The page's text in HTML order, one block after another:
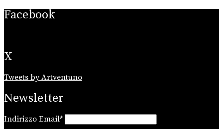
Facebook
X
Tweets by Artventuno
Newsletter
Indirizzo Email*